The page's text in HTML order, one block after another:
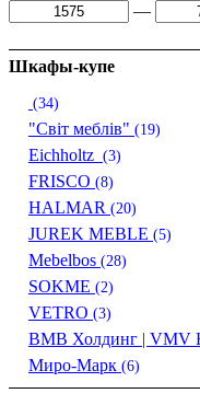
—
Шкафы-купе
(34)
"Світ меблів" (19)
Eichholtz (3)
FRISCO (8)
HALMAR (20)
JUREK MEBLE (5)
Mebelbos (28)
SOKME (2)
VETRO (3)
ВМВ Холдинг | VMV
Миро-Марк (6)